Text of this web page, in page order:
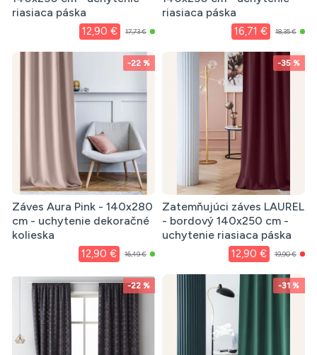
riasiaca páska
12,90 € 17,73 €
riasiaca páska
16,71 € 18,35 €
-22 %
Záves Aura Pink - 140x280
cm - uchytenie dekoračné
kolieska
12,90 € 16,49 €
-35 %
Zatemňujúci záves LAUREL
- bordový 140x250 cm -
uchytenie riasiaca páska
12,90 € 19,90 €
-22 % -31 %